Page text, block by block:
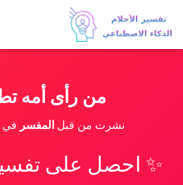
من رأى أمه
نشرت من قبل المفسر في
✨ احصل على